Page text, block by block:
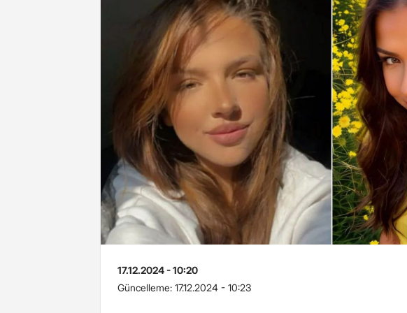
17.12.2024 - 10:20
Güncelleme: 17.12.2024 - 10:23